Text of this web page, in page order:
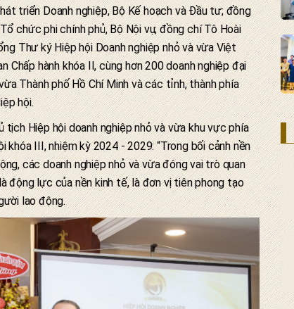
triển Doanh nghiệp, Bộ Kế hoạch và Đầu tư; đồng
chức phi chính phủ, Bộ Nội vụ; đồng chí Tô Hoài
Thư ký Hiệp hội Doanh nghiệp nhỏ và vừa Việt
Chấp hành khóa II, cùng hơn 200 doanh nghiệp đại
Thành phố Hồ Chí Minh và các tỉnh, thành phía
hội.
tịch Hiệp hội doanh nghiệp nhỏ và vừa khu vực phía
khóa III, nhiệm kỳ 2024 - 2029: “Trong bối cảnh nền
các doanh nghiệp nhỏ và vừa đóng vai trò quan
động lực của nền kinh tế, là đơn vị tiên phong tạo
lao động.